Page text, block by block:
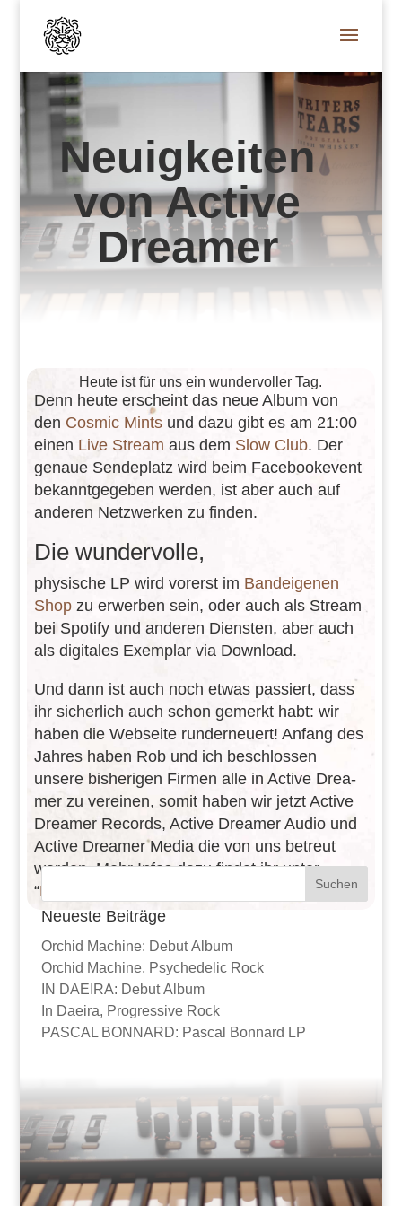
Neuigkeiten
von Active
Dreamer
Heute ist für uns ein wundervoller Tag.
Denn heute erscheint das neue Album von
den Cosmic Mints und dazu gibt es am 21:00
einen Live Stream aus dem Slow Club. Der
genaue Sende­platz wird beim Face­boo­ke­vent
bekannt­ge­ge­ben werden, ist aber auch auf
ande­ren Netz­wer­ken zu finden.
Die wundervolle,
physi­sche LP wird vorerst im Band­ei­ge­nen
Shop zu erwer­ben sein, oder auch als Stream
bei Spotify und ande­ren Diens­ten, aber auch
als digi­ta­les Exem­plar via Download.
Und dann ist auch noch etwas passiert, dass
ihr sicher­lich auch schon gemerkt habt: wir
haben die Webseite rund­erneu­ert! Anfang des
Jahres haben Rob und ich beschlos­sen
unsere bishe­ri­gen Firmen alle in Active Drea­
mer zu verei­nen, somit haben wir jetzt Active
Drea­mer Records, Active Drea­mer Audio und
Active Drea­mer Media die von uns betreut
werden. Mehr Infos dazu findet ihr unter
“Firma
Neueste Beiträge
Orchid Machine: Debut Album
Orchid Machine, Psyche­de­lic Rock
IN DAEIRA: Debut Album
In Daeira, Progres­sive Rock
PASCAL BONNARD: Pascal Bonnard LP